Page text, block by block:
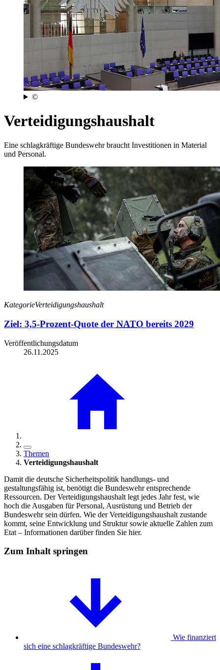
©
Verteidigungshaushalt
Eine schlagkräftige Bundeswehr braucht Investitionen in Material
und Personal.
KategorieVerteidigungshaushalt
Ziel: 3,5-Prozent-Quote der NATO bereits 2029
Veröffentlichungsdatum
26.11.2025
Themen
Verteidigungshaushalt
Damit die deutsche Sicherheitspolitik handlungs- und
gestaltungsfähig ist, benötigt die Bundeswehr entsprechende
Ressourcen. Der Verteidigungshaushalt legt jedes Jahr fest, wie
hoch die Ausgaben für Personal, Ausrüstung und Betrieb der
Bundeswehr sein dürfen. Wie der Verteidigungshaushalt zustande
kommt, seine Entwicklung und Struktur sowie aktuelle Zahlen zum
Etat – Informationen darüber finden Sie hier.
Zum Inhalt springen
Wie finanziert
sich eine schlagkräftige Bundeswehr?